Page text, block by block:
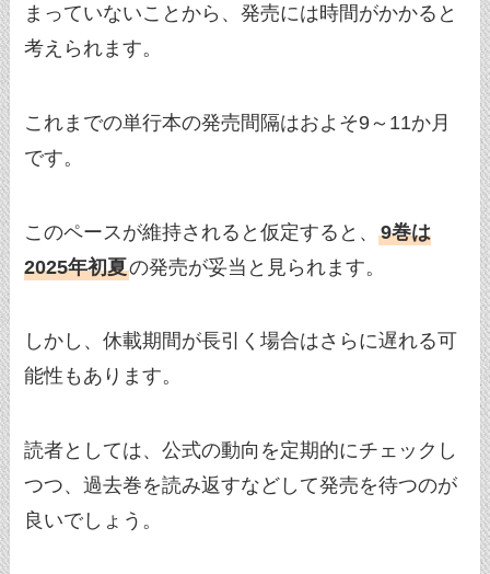
まっていないことから、発売には時間がかかると
考えられます。
これまでの単行本の発売間隔はおよそ9～11か月
です。
このペースが維持されると仮定すると、9巻は
2025年初夏の発売が妥当と見られます。
しかし、休載期間が長引く場合はさらに遅れる可
能性もあります。
読者としては、公式の動向を定期的にチェックし
つつ、過去巻を読み返すなどして発売を待つのが
良いでしょう。